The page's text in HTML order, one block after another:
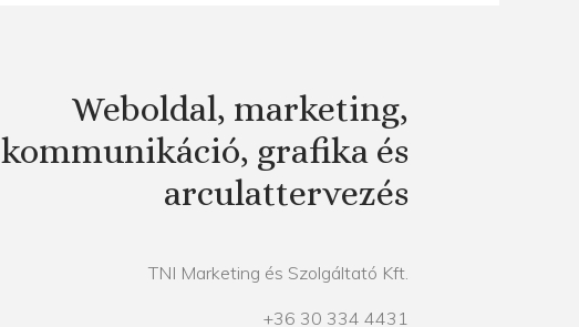
Weboldal, marketing,
kommunikáció, grafika és
arculattervezés
TNI Marketing és Szolgáltató Kft.
+36 30 334 4431